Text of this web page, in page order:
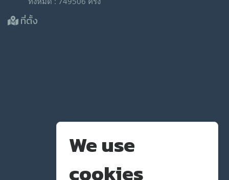
We use
cookies
ที่ตั้ง